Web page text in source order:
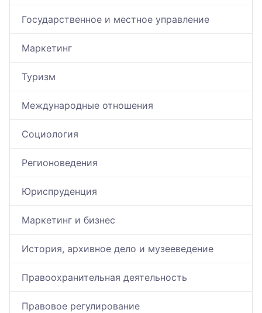
Государственное и местное управление
Маркетинг
Туризм
Международные отношения
Социология
Регионоведения
Юриспруденция
Маркетинг и бизнес
История, архивное дело и музееведение
Правоохранительная деятельность
Правовое регулирование